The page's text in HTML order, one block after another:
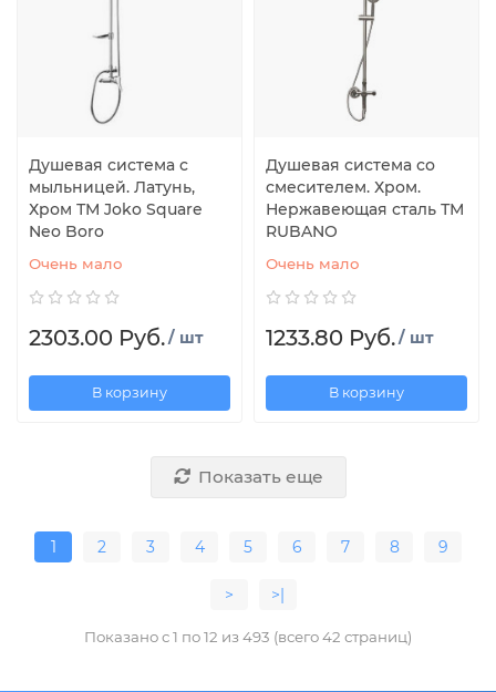
Душевая система с
мыльницей. Латунь,
Хром ТМ Joko Square
Neo Boro
Очень мало
2303.00 Руб./ шт
В корзину
Душевая система со
смесителем. Хром.
Нержавеющая сталь ТМ
RUBANO
Очень мало
1233.80 Руб./ шт
В корзину
Показать еще
1 2 3 4 5 6 7 8 9
> >|
Показано с 1 по 12 из 493 (всего 42 страниц)